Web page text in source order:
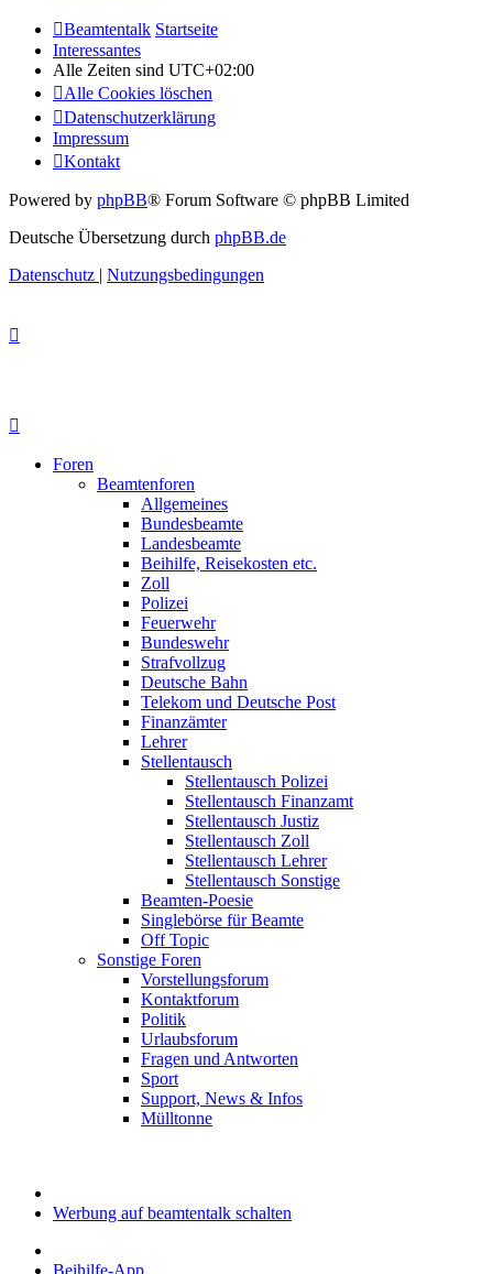
Beamtentalk Startseite
Interessantes
Alle Zeiten sind UTC+02:00
Alle Cookies löschen
Datenschutzerklärung
Impressum
Kontakt
Powered by phpBB® Forum Software © phpBB Limited
Deutsche Übersetzung durch phpBB.de
Datenschutz | Nutzungsbedingungen
Foren
Beamtenforen
Allgemeines
Bundesbeamte
Landesbeamte
Beihilfe, Reisekosten etc.
Zoll
Polizei
Feuerwehr
Bundeswehr
Strafvollzug
Deutsche Bahn
Telekom und Deutsche Post
Finanzämter
Lehrer
Stellentausch
Stellentausch Polizei
Stellentausch Finanzamt
Stellentausch Justiz
Stellentausch Zoll
Stellentausch Lehrer
Stellentausch Sonstige
Beamten-Poesie
Singlebörse für Beamte
Off Topic
Sonstige Foren
Vorstellungsforum
Kontaktforum
Politik
Urlaubsforum
Fragen und Antworten
Sport
Support, News & Infos
Mülltonne
Werbung auf beamtentalk schalten
Beihilfe-App